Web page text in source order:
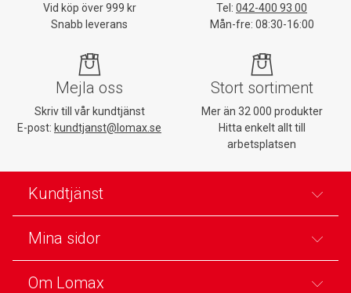
Vid köp över 999 kr
Snabb leverans
Tel: 042-400 93 00
Mån-fre: 08:30-16:00
Mejla oss
Skriv till vår kundtjänst
E-post: kundtjanst@lomax.se
Stort sortiment
Mer än 32 000 produkter
Hitta enkelt allt till
arbetsplatsen
Kundtjänst
Mina sidor
Om Lomax